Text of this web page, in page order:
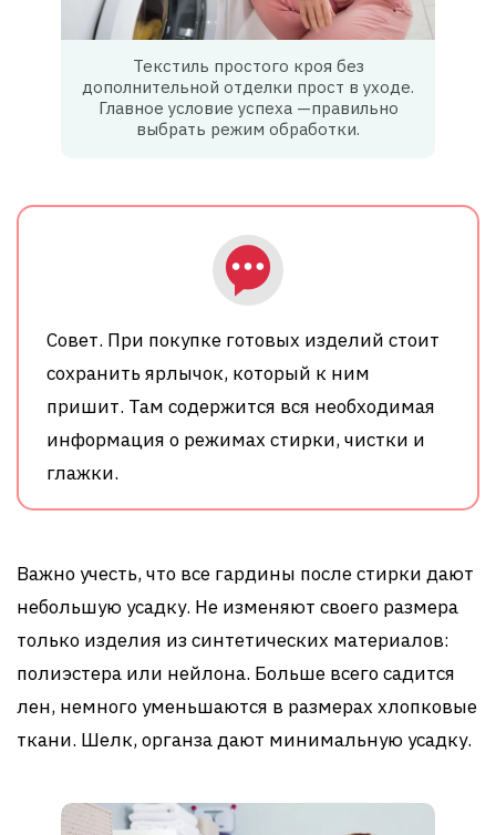
Текстиль простого кроя без
дополнительной отделки прост в уходе.
Главное условие успеха —правильно
выбрать режим обработки.
Совет. При покупке готовых изделий стоит
сохранить ярлычок, который к ним
пришит. Там содержится вся необходимая
информация о режимах стирки, чистки и
глажки.
Важно учесть, что все гардины после стирки дают
небольшую усадку. Не изменяют своего размера
только изделия из синтетических материалов:
полиэстера или нейлона. Больше всего садится
лен, немного уменьшаются в размерах хлопковые
ткани. Шелк, органза дают минимальную усадку.